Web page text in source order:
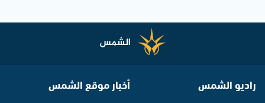
راديو الشمس أخبار موقع الشمس